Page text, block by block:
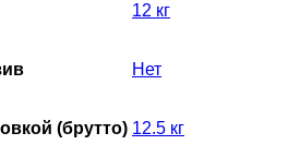
12 кг
Нет
(брутто) 12.5 кг